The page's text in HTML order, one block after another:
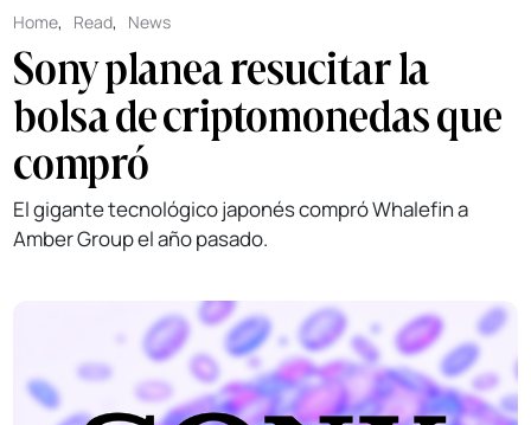
Home, Read, News
Sony planea resucitar la
bolsa de criptomonedas que
compró
El gigante tecnológico japonés compró Whalefin a
Amber Group el año pasado.